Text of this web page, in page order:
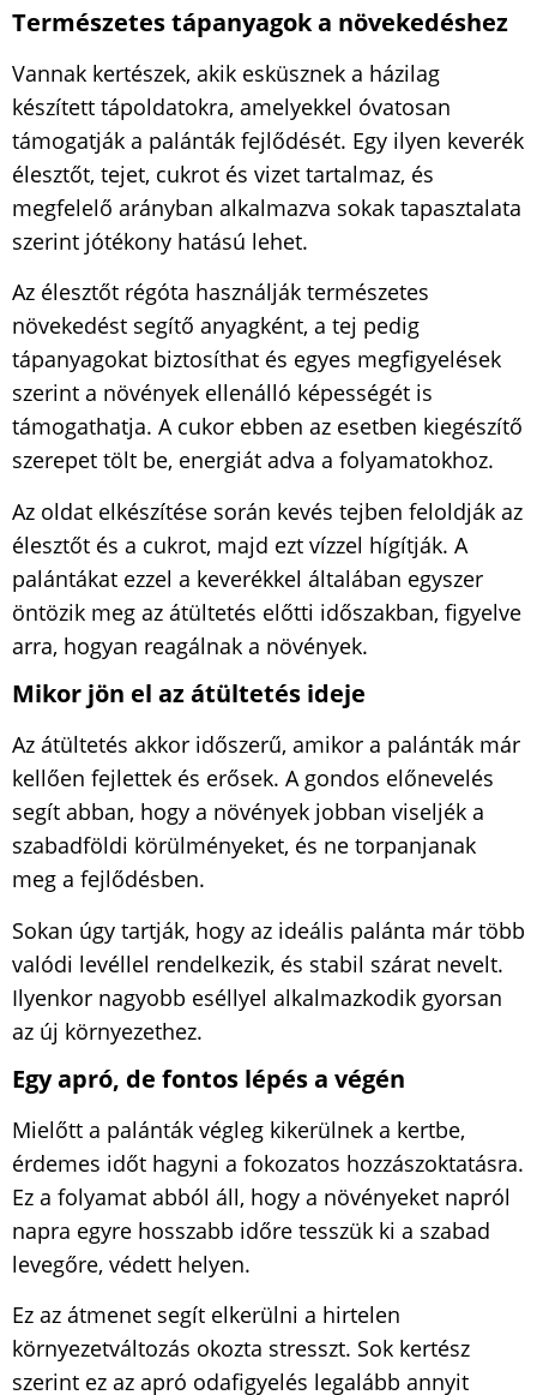
Természetes tápanyagok a növekedéshez
Vannak kertészek, akik esküsznek a házilag
készített tápoldatokra, amelyekkel óvatosan
támogatják a palánták fejlődését. Egy ilyen keverék
élesztőt, tejet, cukrot és vizet tartalmaz, és
megfelelő arányban alkalmazva sokak tapasztalata
szerint jótékony hatású lehet.
Az élesztőt régóta használják természetes
növekedést segítő anyagként, a tej pedig
tápanyagokat biztosíthat és egyes megfigyelések
szerint a növények ellenálló képességét is
támogathatja. A cukor ebben az esetben kiegészítő
szerepet tölt be, energiát adva a folyamatokhoz.
Az oldat elkészítése során kevés tejben feloldják az
élesztőt és a cukrot, majd ezt vízzel hígítják. A
palántákat ezzel a keverékkel általában egyszer
öntözik meg az átültetés előtti időszakban, figyelve
arra, hogyan reagálnak a növények.
Mikor jön el az átültetés ideje
Az átültetés akkor időszerű, amikor a palánták már
kellően fejlettek és erősek. A gondos előnevelés
segít abban, hogy a növények jobban viseljék a
szabadföldi körülményeket, és ne torpanjanak
meg a fejlődésben.
Sokan úgy tartják, hogy az ideális palánta már több
valódi levéllel rendelkezik, és stabil szárat nevelt.
Ilyenkor nagyobb eséllyel alkalmazkodik gyorsan
az új környezethez.
Egy apró, de fontos lépés a végén
Mielőtt a palánták végleg kikerülnek a kertbe,
érdemes időt hagyni a fokozatos hozzászoktatásra.
Ez a folyamat abból áll, hogy a növényeket napról
napra egyre hosszabb időre tesszük ki a szabad
levegőre, védett helyen.
Ez az átmenet segít elkerülni a hirtelen
környezetváltozás okozta stresszt. Sok kertész
szerint ez az apró odafigyelés legalább annyit